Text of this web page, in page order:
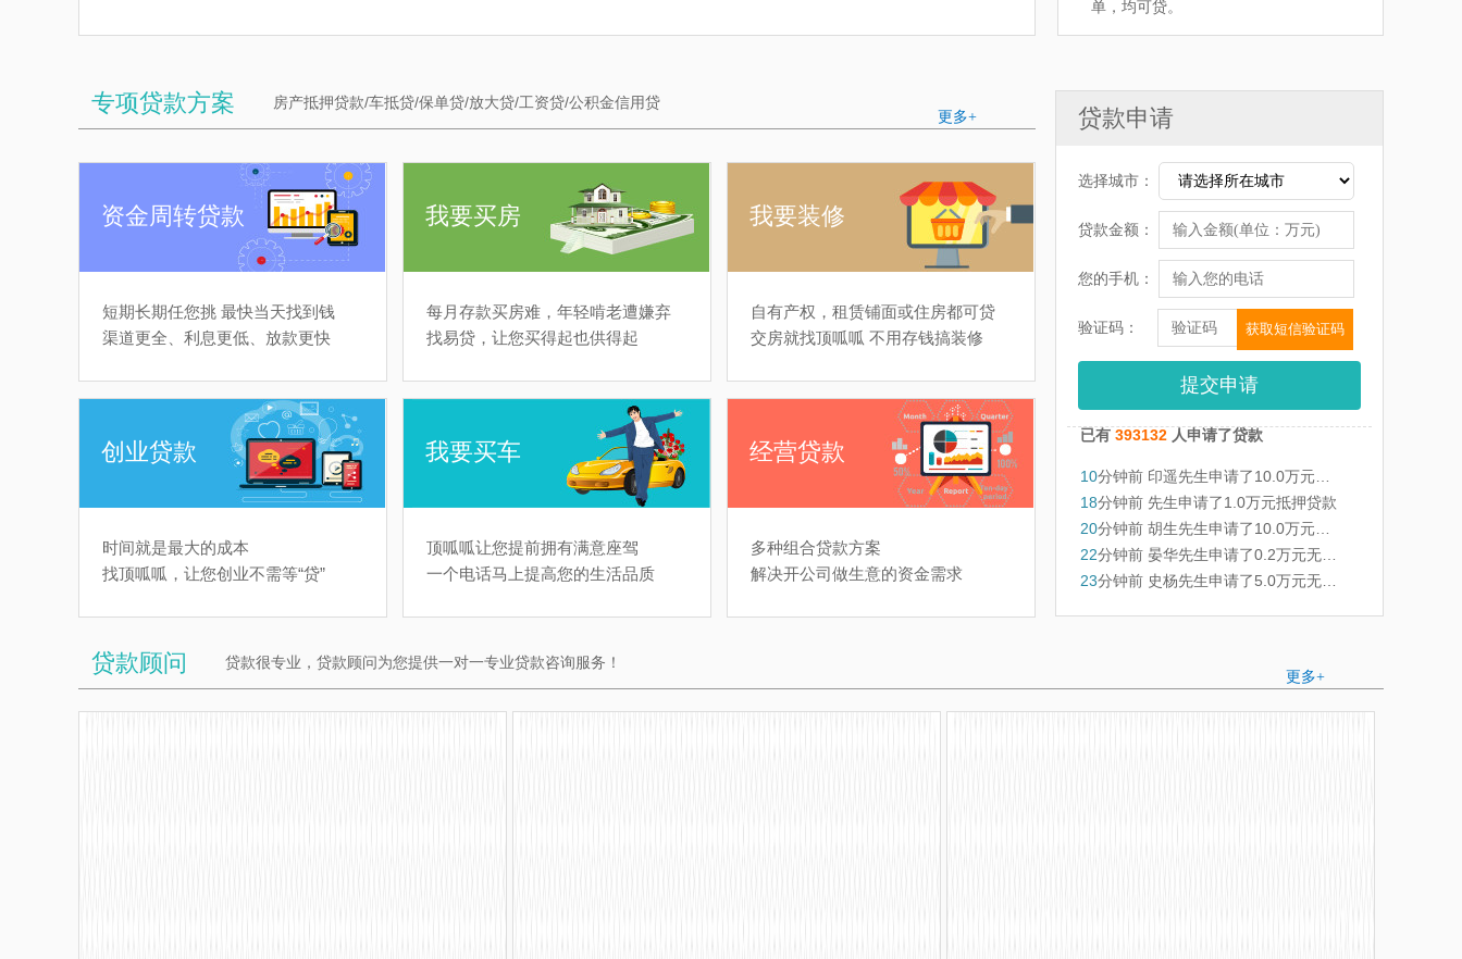
单，均可贷。
专项贷款方案 房产抵押贷款/车抵贷/保单贷/放大贷/工资贷/公积金信用贷
更多+
资金周转贷款
短期长期任您挑 最快当天找到钱
渠道更全、利息更低、放款更快
我要买房
每月存款买房难，年轻啃老遭嫌弃
找易贷，让您买得起也供得起
我要装修
自有产权，租赁铺面或住房都可贷
交房就找顶呱呱 不用存钱搞装修
创业贷款
时间就是最大的成本
找顶呱呱，让您创业不需等“贷”
我要买车
顶呱呱让您提前拥有满意座驾
一个电话马上提高您的生活品质
经营贷款
多种组合贷款方案
解决开公司做生意的资金需求
贷款申请
选择城市：
贷款金额：
您的手机：
验证码： 获取短信验证码
已有 393132 人申请了贷款
10分钟前 印遥先生申请了10.0万元无抵押贷款
18分钟前 先生申请了1.0万元抵押贷款
20分钟前 胡生先生申请了10.0万元无抵押贷款
22分钟前 晏华先生申请了0.2万元无抵押贷款
23分钟前 史杨先生申请了5.0万元无抵押贷款
29分钟前李金先生申请了5.0万元无抵押贷款
31分钟前蔡先生申请了2.0万元无抵押贷款
贷款顾问 贷款很专业，贷款顾问为您提供一对一专业贷款咨询服务！
更多+